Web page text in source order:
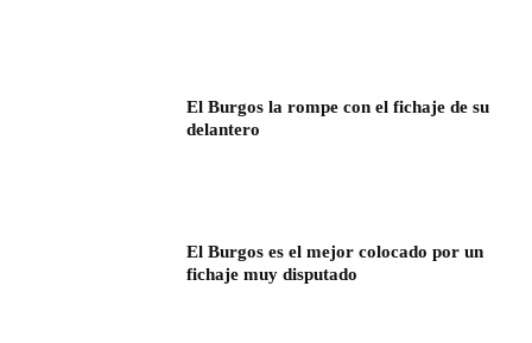
El Burgos la rompe con el fichaje de su
delantero
El Burgos es el mejor colocado por un
fichaje muy disputado